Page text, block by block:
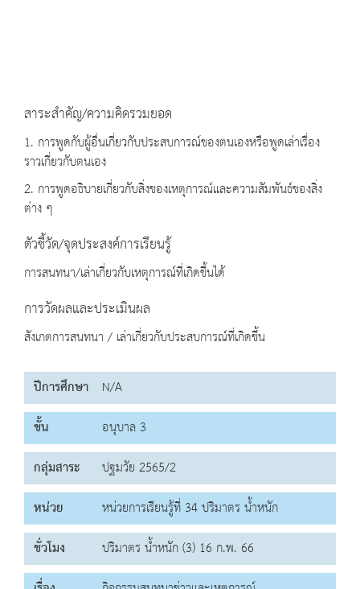
สาระสำคัญ/ความคิดรวมยอด
1. การพูดกับผู้อื่นเกี่ยวกับประสบการณ์ของตนเองหรือพูดเล่าเรื่อง
ราวเกี่ยวกับตนเอง
2. การพูดอธิบายเกี่ยวกับสิ่งของเหตุการณ์และความสัมพันธ์ของสิ่ง
ต่าง ๆ
ตัวชี้วัด/จุดประสงค์การเรียนรู้
การสนทนา/เล่าเกี่ยวกับเหตุการณ์ที่เกิดขึ้นได้
การวัดผลและประเมินผล
สังเกตการสนทนา / เล่าเกี่ยวกับประสบการณ์ที่เกิดขึ้น
ปีการศึกษา N/A
ชั้น
อนุบาล 3
กลุ่มสาระ
ปฐมวัย 2565/2
หน่วย
หน่วยการเรียนรู้ที่ 34 ปริมาตร น้ำหนัก
ชั่วโมง
ปริมาตร น้ำหนัก (3) 16 ก.พ. 66